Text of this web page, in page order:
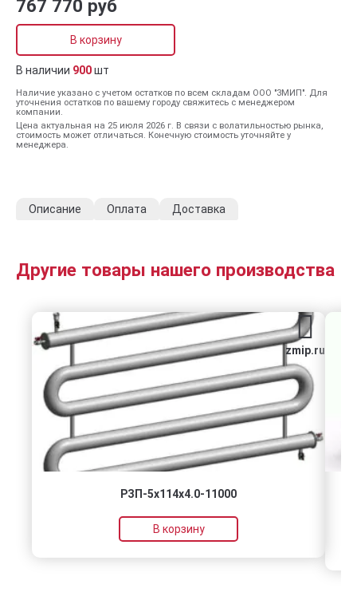
767 770 руб
В корзину
В наличии 900шт
Наличие указано с учетом остатков по всем складам ООО "ЗМИП". Для
уточнения остатков по вашему городу свяжитесь с менеджером
компании.
Цена актуальная на 25 июля 2026 г. В связи с волатильностью рынка,
стоимость может отличаться. Конечную стоимость уточняйте у
менеджера.
Описание Оплата Доставка
Другие товары нашего производства
zmip.ru
РЗП-5x114x4.0-11000
В корзину